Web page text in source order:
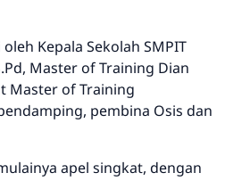
Kepala Sekolah SMPIT
Master of Training Dian
Master of Training
pembina Osis dan
apel singkat, dengan